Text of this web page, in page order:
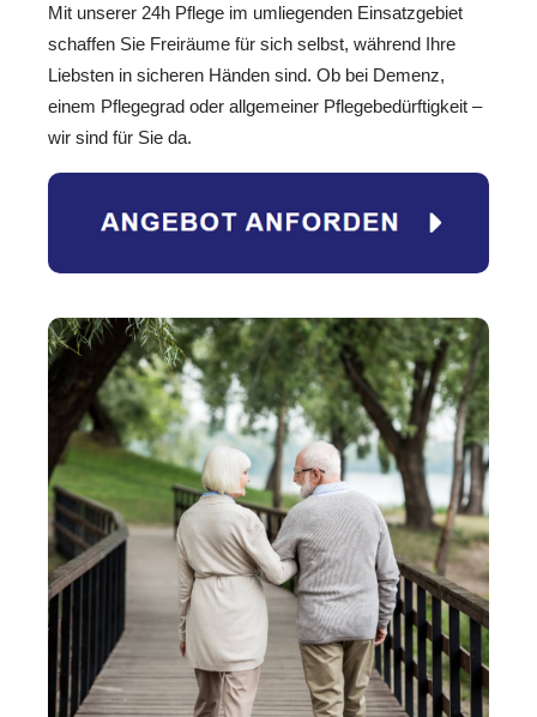
Mit unserer 24h Pflege im umliegenden Einsatzgebiet
schaffen Sie Freiräume für sich selbst, während Ihre
Liebsten in sicheren Händen sind. Ob bei Demenz,
einem Pflegegrad oder allgemeiner Pflegebedürftigkeit –
wir sind für Sie da.